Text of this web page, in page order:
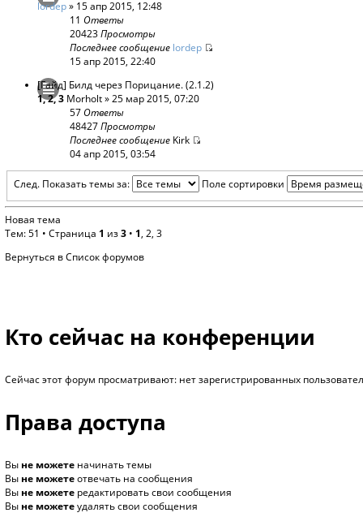
lordep» 15 апр 2015, 12:48
11 Ответы
20423Просмотры
Последнее сообщение lordep
15 апр 2015, 22:40
[Гайд] Билд через Порицание. (2.1.2)
1,2,3 Morholt» 25 мар 2015, 07:20
57Ответы
48427Просмотры
Последнее сообщение Kirk
04 апр 2015, 03:54
След. Показать темы за: Поле сортировки
Новая тема
Тем: 51 • Страница 1 из3 • 1, 2, 3
Вернуться в Список форумов
Кто сейчас на конференции
Сейчас этот форум просматривают: нет зарегистрированных
Права доступа
Вы не можете начинать темы
Вы не можетеотвечать на сообщения
Вы не можете редактировать свои сообщения
Вы не можетеудалять свои сообщения